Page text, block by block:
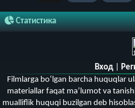
Статистика
Вход
Filmlarga bo‘lgan barcha huquqlar
materiallar faqat ma’lumot va
mualliflik huquqi buzilgan deb